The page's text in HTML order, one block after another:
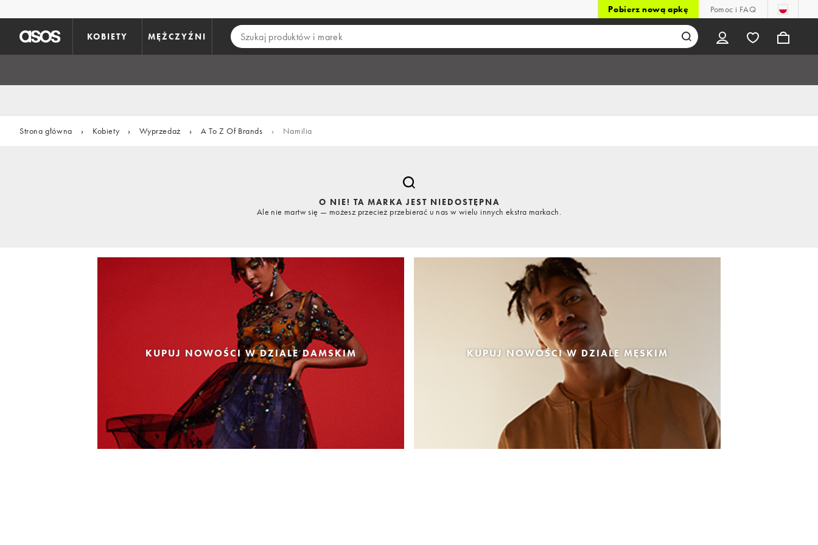
Pobierz nową apkę Pomoc i FAQ
KOBIETY MĘŻCZYŹNI
Strona główna › Kobiety › Wyprzedaż › A To Z Of Brands › Namilia
O NIE! TA MARKA JEST NIEDOSTĘPNA
Ale nie martw się — możesz przecież przebierać u nas w wielu innych ekstra markach.
KUPUJ NOWOŚCI W DZIALE DAMSKIM KUPUJ NOWOŚCI W DZIALE MĘSKIM